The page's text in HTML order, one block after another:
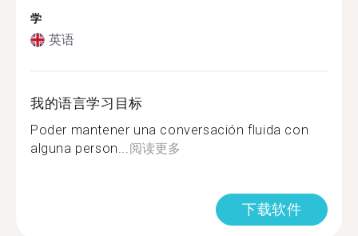
学
英语
我的语言学习目标
Poder mantener una conversación fluida con
alguna person...阅读更多
下载软件